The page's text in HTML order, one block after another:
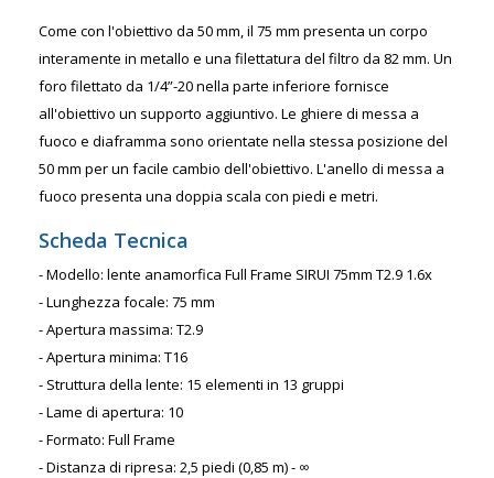
Come con l'obiettivo da 50 mm, il 75 mm presenta un corpo
interamente in metallo e una filettatura del filtro da 82 mm. Un
foro filettato da 1/4”-20 nella parte inferiore fornisce
all'obiettivo un supporto aggiuntivo. Le ghiere di messa a
fuoco e diaframma sono orientate nella stessa posizione del
50 mm per un facile cambio dell'obiettivo. L'anello di messa a
fuoco presenta una doppia scala con piedi e metri.
Scheda Tecnica
- Modello: lente anamorfica Full Frame SIRUI 75mm T2.9 1.6x
- Lunghezza focale: 75 mm
- Apertura massima: T2.9
- Apertura minima: T16
- Struttura della lente: 15 elementi in 13 gruppi
- Lame di apertura: 10
- Formato: Full Frame
- Distanza di ripresa: 2,5 piedi (0,85 m) - ∞